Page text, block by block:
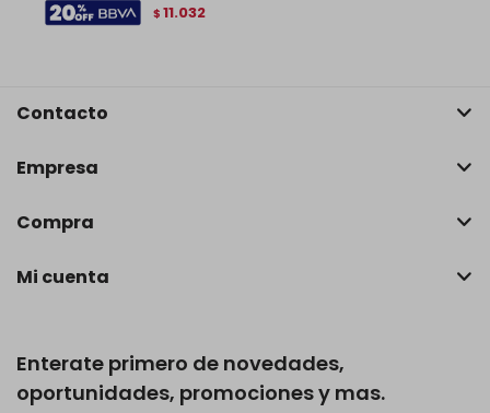
$ 11.032
Enterate primero de novedades,
oportunidades, promociones y mas.
Contacto
Empresa
Compra
Mi cuenta